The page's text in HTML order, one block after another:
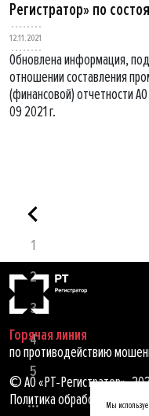
Регистратор» по
12.11.2021
Обновлена информация,
отношении составления
(финансовой) отчетности
09 2021 г.
1
2
3
4
5
...
Горячая линия
по противодействию
© АО «РТ-Регистратор»,
Политика обработкиМы